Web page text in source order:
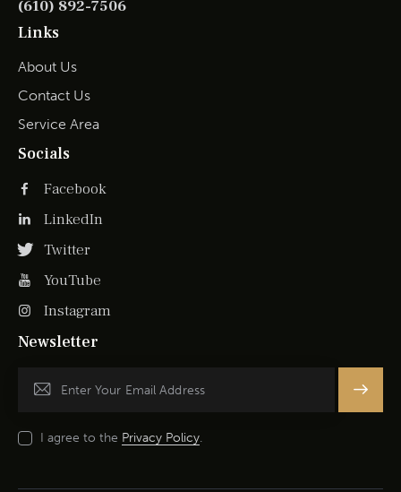
(610) 892-7506
Links
About Us
Contact Us
Service Area
Socials
Facebook
LinkedIn
Twitter
YouTube
Instagram
Newsletter
Subscrib
I agree to the Privacy Policy.